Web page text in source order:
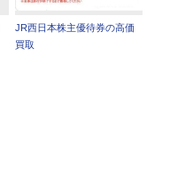
JR西日本株主優待券の高価
買取